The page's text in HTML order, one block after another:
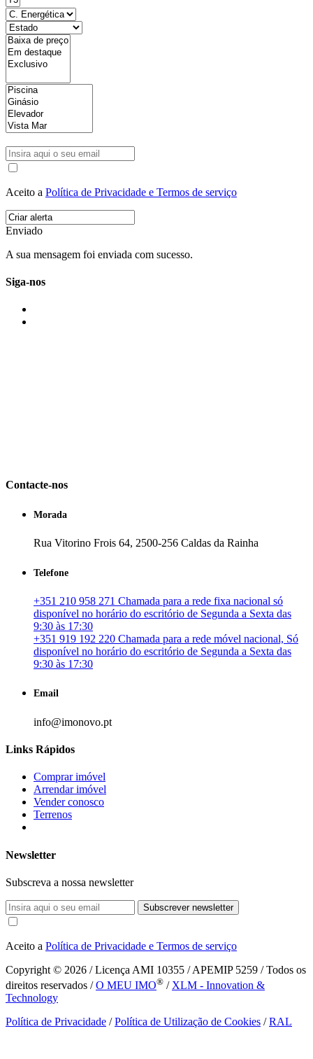
Aceito a Política de Privacidade e Termos de serviço
Enviado
A sua mensagem foi enviada com sucesso.
Siga-nos
Contacte-nos
Morada
Rua Vitorino Frois 64, 2500-256 Caldas da Rainha
Telefone
+351 210 958 271 Chamada para a rede fixa nacional só
disponível no horário do escritório de Segunda a Sexta das
9:30 às 17:30
+351 919 192 220 Chamada para a rede móvel nacional, Só
disponível no horário do escritório de Segunda a Sexta das
9:30 às 17:30
Email
info@imonovo.pt
Links Rápidos
Comprar imóvel
Arrendar imóvel
Vender conosco
Terrenos
Newsletter
Subscreva a nossa newsletter
Subscrever newsletter
Aceito a Política de Privacidade e Termos de serviço
Copyright © 2026 / Licença AMI 10355 / APEMIP 5259 / Todos os
direitos reservados /O MEU IMO® / XLM - Innovation &
Technology
Política de Privacidade /Política de Utilização de Cookies /RAL